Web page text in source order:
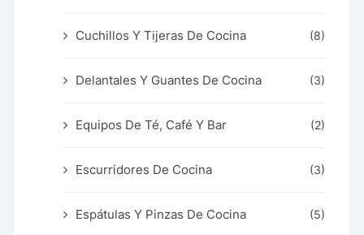
Cuchillos Y Tijeras De Cocina (8)
Delantales Y Guantes De Cocina (3)
Equipos De Té, Café Y Bar (2)
Escurridores De Cocina (3)
Espátulas Y Pinzas De Cocina (5)